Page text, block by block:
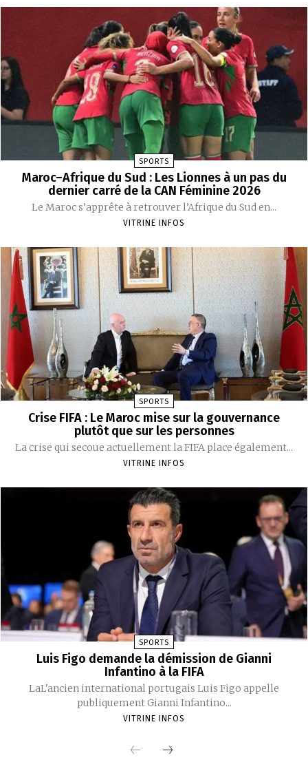
SPORTS
Maroc–Afrique du Sud : Les Lionnes à un pas du
dernier carré de la CAN Féminine 2026
Le Maroc s’apprête à retrouver l’Afrique du Sud en...
VITRINE INFOS
SPORTS
Crise FIFA : Le Maroc mise sur la gouvernance
plutôt que sur les personnes
La crise qui secoue actuellement la FIFA place également...
VITRINE INFOS
SPORTS
Luis Figo demande la démission de Gianni
Infantino à la FIFA
LaL'ancien international portugais Luis Figo appelle
publiquement Gianni Infantino...
VITRINE INFOS